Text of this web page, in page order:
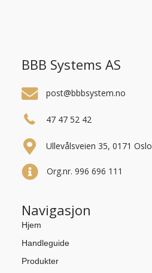
BBB Systems AS
post@bbbsystem.no
47 47 52 42
Ullevålsveien 35, 0171 Oslo
Org.nr. 996 696 111
Navigasjon
Hjem
Handleguide
Produkter